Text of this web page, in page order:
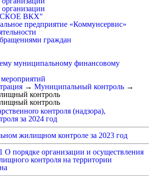
ВКХ"
предприятие «Коммунсервис»
граждан
муниципальному финансовому
→ Муниципальный контроль →
контроль
контроль
контроля (надзора),
за 2024 год
жилищном контроле за 2023 год
порядке организации и осуществления
контроля на территории